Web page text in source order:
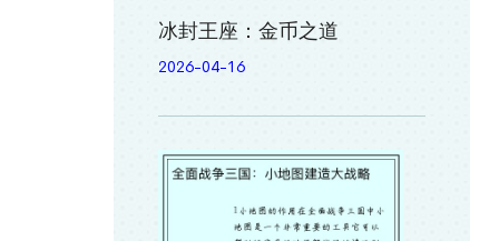
冰封王座：金币之道
2026-04-16